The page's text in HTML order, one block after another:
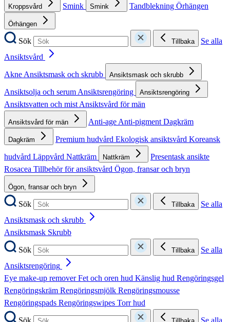
Kroppsvård Smink Smink Tandblekning Örhängen
Örhängen
Sök Tillbaka
Se alla
Ansiktsvård
AkneAnsiktsmask och skrubb Ansiktsmask och skrubb
Ansiktsolja och serumAnsiktsrengöring Ansiktsrengöring
Ansiktsvatten och mistAnsiktsvård för män
Ansiktsvård för män Anti-ageAnti-pigmentDagkräm
Dagkräm Premium hudvård Ekologisk ansiktsvård Koreansk
hudvård Läppvård Nattkräm Nattkräm
Presentask ansikte
Rosacea Tillbehör för ansiktsvård Ögon, fransar och bryn
Ögon, fransar och bryn
Sök Tillbaka
Se alla
Ansiktsmask och skrubb
Ansiktsmask Skrubb
Sök
Tillbaka
Se alla
Ansiktsrengöring
Eye make-up removerFet och oren hud Känslig hud Rengöringsgel
Rengöringskräm Rengöringsmjölk Rengöringsmousse
Rengöringspads Rengöringswipes Torr hud